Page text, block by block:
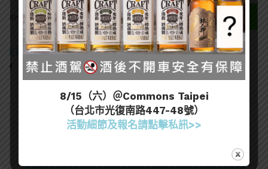
49
SHARES
EDITOR
8/15（六）＠Commons Taipei
（台北市光復南路447-48號）
活動細節及報名請點擊私訊>>